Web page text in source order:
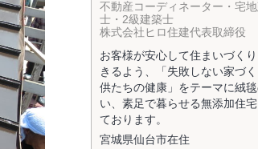
不動産コーディネーター・宅地
士・2級建築士
株式会社ヒロ住建代表取締役
お客様が安心して住まいづく
きるよう、「失敗しない家づ
供たちの健康」をテーマに絨
い、素足で暮らせる無添加住
ております。
宮城県仙台市在住